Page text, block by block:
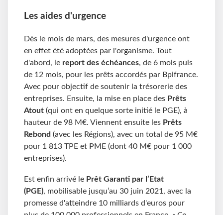
Les aides d'urgence
Dès le mois de mars, des mesures d'urgence ont
en effet été adoptées par l'organisme. Tout
d'abord, le report des échéances, de 6 mois puis
de 12 mois, pour les prêts accordés par Bpifrance.
Avec pour objectif de soutenir la trésorerie des
entreprises. Ensuite, la mise en place des Prêts
Atout (qui ont en quelque sorte initié le PGE), à
hauteur de 98 M€. Viennent ensuite les Prêts
Rebond (avec les Régions), avec un total de 95 M€
pour 1 813 TPE et PME (dont 40 M€ pour 1 000
entreprises).
Est enfin arrivé le Prêt Garanti par l’Etat
(PGE), mobilisable jusqu’au 30 juin 2021, avec la
promesse d'atteindre 10 milliards d'euros pour